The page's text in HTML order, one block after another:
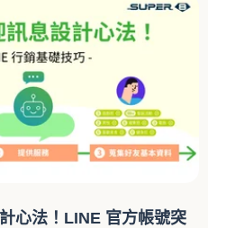
心法！LINE 官方帳號突